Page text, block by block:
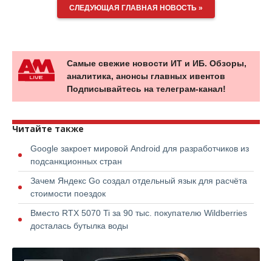
СЛЕДУЮЩАЯ ГЛАВНАЯ НОВОСТЬ »
Самые свежие новости ИТ и ИБ. Обзоры,
аналитика, анонсы главных ивентов
Подписывайтесь на телеграм-канал!
Читайте также
Google закроет мировой Android для разработчиков из
подсанкционных стран
Зачем Яндекс Go создал отдельный язык для расчёта
стоимости поездок
Вместо RTX 5070 Ti за 90 тыс. покупателю Wildberries
досталась бутылка воды